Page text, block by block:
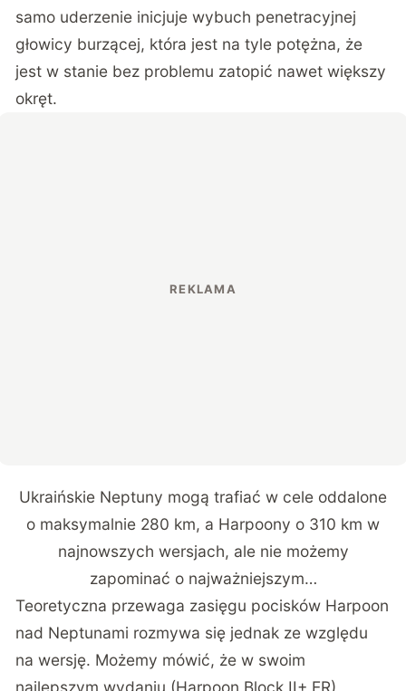
samo uderzenie inicjuje wybuch penetracyjnej
głowicy burzącej, która jest na tyle potężna, że
jest w stanie bez problemu zatopić nawet większy
okręt.
Ukraińskie Neptuny mogą trafiać w cele oddalone
o maksymalnie 280 km, a Harpoony o 310 km w
najnowszych wersjach, ale nie możemy
zapominać o najważniejszym…
Teoretyczna przewaga zasięgu pocisków Harpoon
nad Neptunami rozmywa się jednak ze względu
na wersję. Możemy mówić, że w swoim
najlepszym wydaniu (Harpoon Block II+ ER)